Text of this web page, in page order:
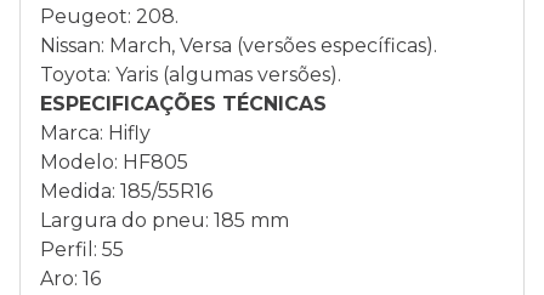
Peugeot: 208.
Nissan: March, Versa (versões específicas).
Toyota: Yaris (algumas versões).
ESPECIFICAÇÕES TÉCNICAS
Marca: Hifly
Modelo: HF805
Medida: 185/55R16
Largura do pneu: 185 mm
Perfil: 55
Aro: 16